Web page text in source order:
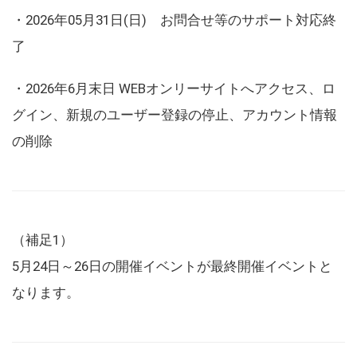
・2026年05月31日(日) お問合せ等のサポート対応終
了
・2026年6月末日 WEBオンリーサイトへアクセス、ロ
グイン、新規のユーザー登録の停止、アカウント情報
の削除
（補足1）
5月24日～26日の開催イベントが最終開催イベントと
なります。